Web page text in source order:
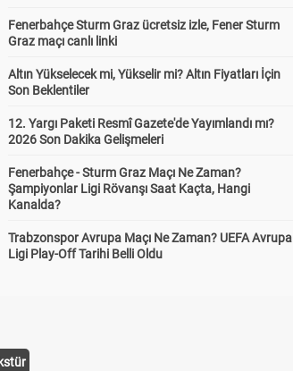
Fenerbahçe Sturm Graz ücretsiz izle, Fener Sturm
Graz maçı canlı linki
Altın Yükselecek mi, Yükselir mi? Altın Fiyatları İçin
Son Beklentiler
12. Yargı Paketi Resmî Gazete'de Yayımlandı mı?
2026 Son Dakika Gelişmeleri
Fenerbahçe - Sturm Graz Maçı Ne Zaman?
Şampiyonlar Ligi Rövanşı Saat Kaçta, Hangi
Kanalda?
Trabzonspor Avrupa Maçı Ne Zaman? UEFA Avrupa
Ligi Play-Off Tarihi Belli Oldu